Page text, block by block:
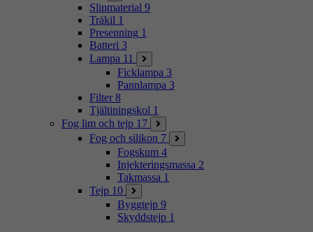
Slipmaterial 9
Träkil 1
Presenning 1
Batteri 3
Lampa 11
Ficklampa 3
Pannlampa 3
Filter 8
Tjältiningskol 1
Fog lim och tejp 17
Fog och silikon 7
Fogskum 4
Injekteringsmassa 2
Takmassa 1
Tejp 10
Byggtejp 9
Skyddstejp 1